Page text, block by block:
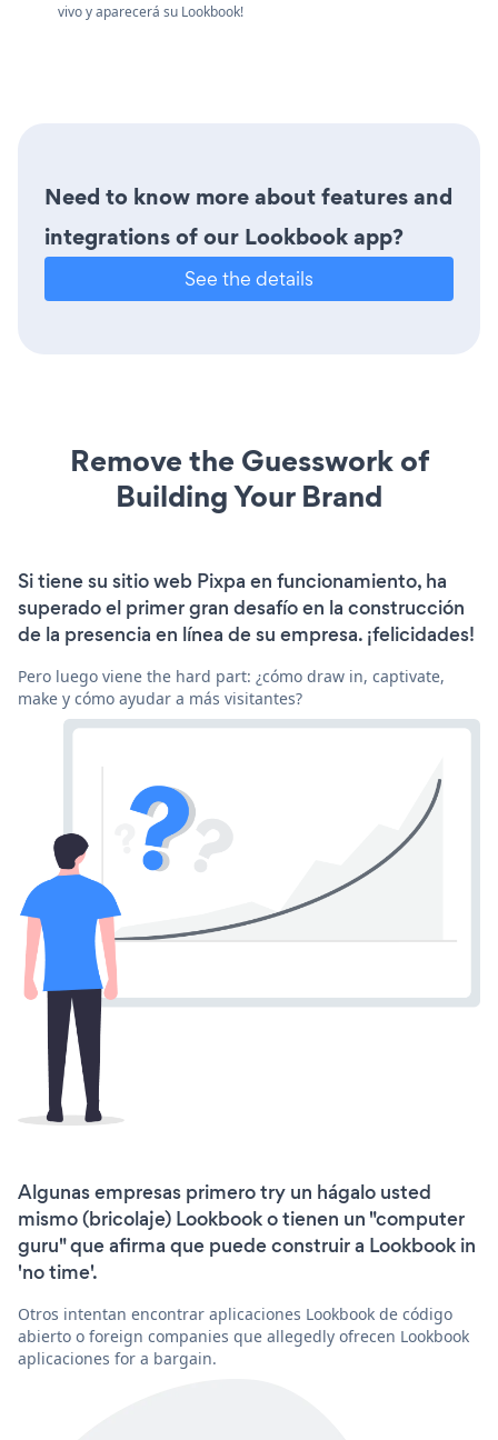
vivo y aparecerá su Lookbook!
Need to know more about features and
integrations of our Lookbook app?
See the details
Remove the Guesswork of
Building Your Brand
Si tiene su sitio web Pixpa en funcionamiento, ha
superado el primer gran desafío en la construcción
de la presencia en línea de su empresa. ¡felicidades!
Pero luego viene the hard part: ¿cómo draw in, captivate,
make y cómo ayudar a más visitantes?
Algunas empresas primero try un hágalo usted
mismo (bricolaje) Lookbook o tienen un "computer
guru" que afirma que puede construir a Lookbook in
'no time'.
Otros intentan encontrar aplicaciones Lookbook de código
abierto o foreign companies que allegedly ofrecen Lookbook
aplicaciones for a bargain.